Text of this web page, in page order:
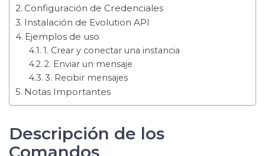
Configuración de Credenciales
Instalación de Evolution API
Ejemplos de uso
1. Crear y conectar una instancia
2. Enviar un mensaje
3. Recibir mensajes
Notas Importantes
Descripción de los
Comandos